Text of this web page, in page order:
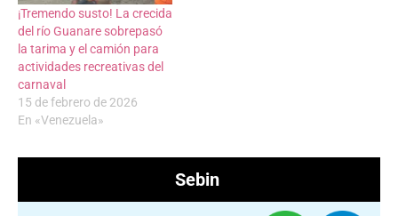
¡Tremendo susto! La crecida
del río Guanare sobrepasó
la tarima y el camión para
actividades recreativas del
carnaval
15 de febrero de 2026
En «Venezuela»
Sebin